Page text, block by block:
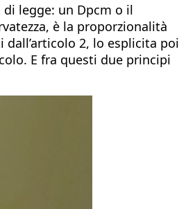
legge: un Dpcm o il
è la proporzionalità
2, lo esplicita poi
E fra questi due principi